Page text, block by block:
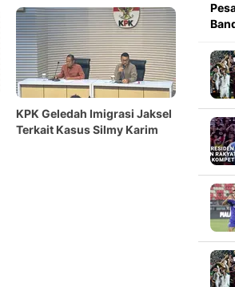
KPK Geledah Imigrasi Jaksel
Terkait Kasus Silmy Karim